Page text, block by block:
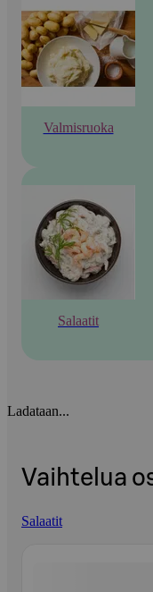
Valmisruoka
Salaatit
Ladataan...
Vaihtelua
Salaatit